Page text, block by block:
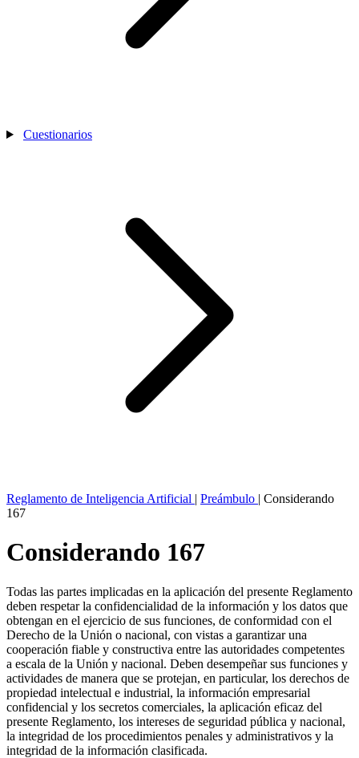
Cuestionarios
Reglamento de Inteligencia Artificial | Preámbulo | Considerando
167
Considerando 167
Todas las partes implicadas en la aplicación del presente Reglamento
deben respetar la confidencialidad de la información y los datos que
obtengan en el ejercicio de sus funciones, de conformidad con el
Derecho de la Unión o nacional, con vistas a garantizar una
cooperación fiable y constructiva entre las autoridades competentes
a escala de la Unión y nacional. Deben desempeñar sus funciones y
actividades de manera que se protejan, en particular, los derechos de
propiedad intelectual e industrial, la información empresarial
confidencial y los secretos comerciales, la aplicación eficaz del
presente Reglamento, los intereses de seguridad pública y nacional,
la integridad de los procedimientos penales y administrativos y la
integridad de la información clasificada.